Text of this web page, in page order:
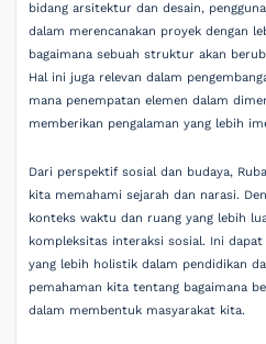
bidang arsitektur dan desain,
dalam merencanakan proyek dengan
bagaimana sebuah struktur akan
Hal ini juga relevan dalam
mana penempatan elemen dalam
memberikan pengalaman yang lebih
Dari perspektif sosial dan budaya,
kita memahami sejarah dan narasi.
konteks waktu dan ruang yang lebih
kompleksitas interaksi sosial. Ini dapat
yang lebih holistik dalam pendidikan
pemahaman kita tentang bagaimana
dalam membentuk masyarakat kita.